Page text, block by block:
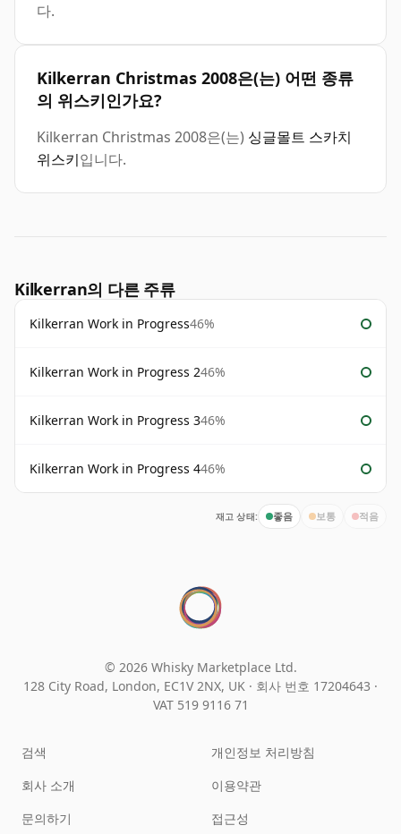
다.
Kilkerran Christmas 2008은(는) 어떤 종류
의 위스키인가요?
Kilkerran Christmas 2008은(는) 싱글몰트 스카치
위스키입니다.
Kilkerran의 다른 주류
Kilkerran Work in Progress46%
Kilkerran Work in Progress 246%
Kilkerran Work in Progress 346%
Kilkerran Work in Progress 446%
재고 상태: 좋음 보통 적음
© 2026 Whisky Marketplace Ltd.
128 City Road, London, EC1V 2NX, UK · 회사 번호 17204643 ·
VAT 519 9116 71
검색
회사 소개
문의하기
개인정보 처리방침
이용약관
접근성